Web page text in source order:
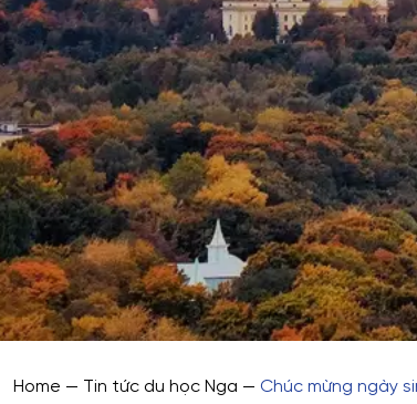
Home — Tin tức du học Nga — Chúc mừng ngày